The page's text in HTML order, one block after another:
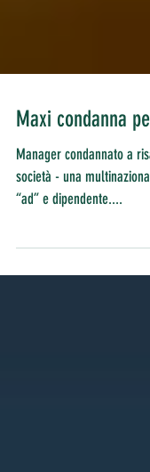
Maxi condanna
Manager condannato a
società - una